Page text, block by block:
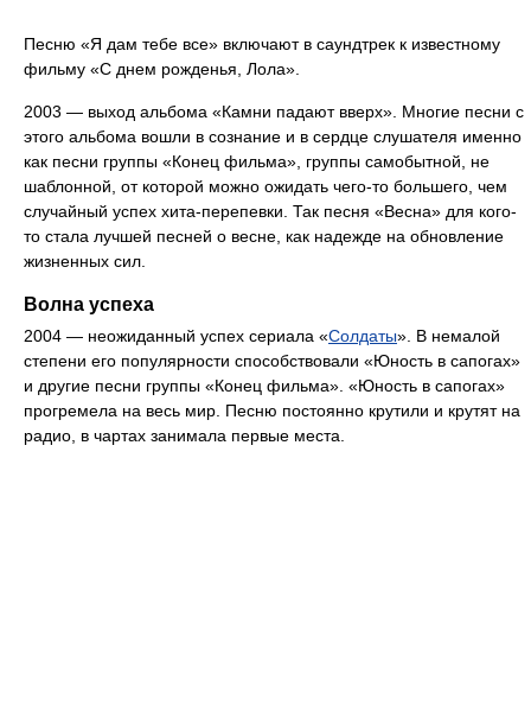
Песню «Я дам тебе все» включают в саундтрек к известному
фильму «С днем рожденья, Лола».
2003 — выход альбома «Камни падают вверх». Многие песни с
этого альбома вошли в сознание и в сердце слушателя именно
как песни группы «Конец фильма», группы самобытной, не
шаблонной, от которой можно ожидать чего-то большего, чем
случайный успех хита-перепевки. Так песня «Весна» для кого-
то стала лучшей песней о весне, как надежде на обновление
жизненных сил.
Волна успеха
2004 — неожиданный успех сериала «Солдаты». В немалой
степени его популярности способствовали «Юность в сапогах»
и другие песни группы «Конец фильма». «Юность в сапогах»
прогремела на весь мир. Песню постоянно крутили и крутят на
радио, в чартах занимала первые места.